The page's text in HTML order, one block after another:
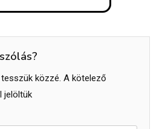
közzé. A kötelező
jelöltük